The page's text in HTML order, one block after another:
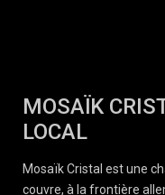
MOSAÏK
LOCAL
Mosaïk Cristal est une
couvre, à la frontière